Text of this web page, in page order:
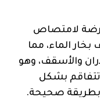
لامتصاص
بخار الماء، مما
والأسقف، وهو
تتفاقم بشكل
بطريقة صحيحة.